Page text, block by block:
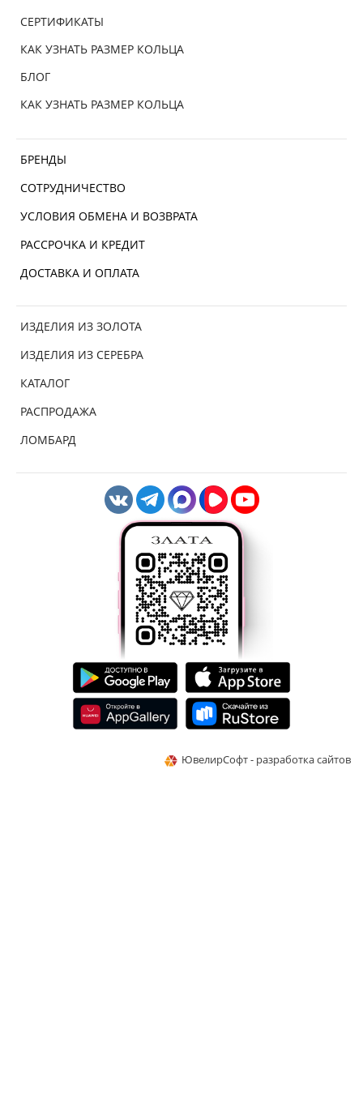
СЕРТИФИКАТЫ
КАК УЗНАТЬ РАЗМЕР КОЛЬЦА
БЛОГ
КАК УЗНАТЬ РАЗМЕР КОЛЬЦА
БРЕНДЫ
СОТРУДНИЧЕСТВО
УСЛОВИЯ ОБМЕНА И ВОЗВРАТА
РАССРОЧКА И КРЕДИТ
ДОСТАВКА И ОПЛАТА
ИЗДЕЛИЯ ИЗ ЗОЛОТА
ИЗДЕЛИЯ ИЗ СЕРЕБРА
КАТАЛОГ
РАСПРОДАЖА
ЛОМБАРД
ЮвелирСофт - разработка сайтов